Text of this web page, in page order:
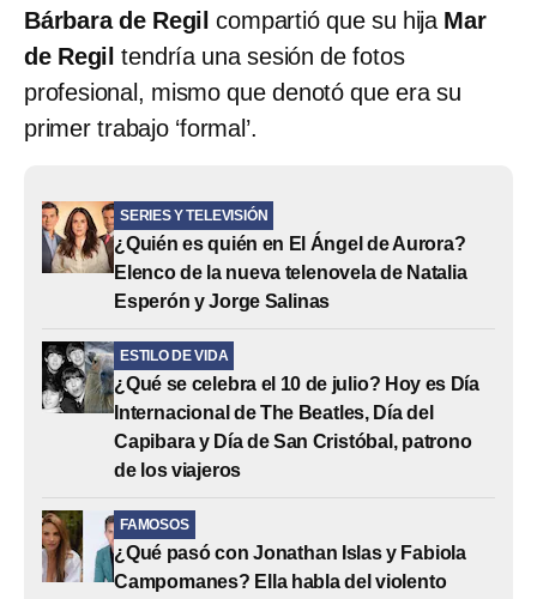
Bárbara de Regilcompartió que su hija Mar
de Regiltendría una sesión de fotos
profesional, mismo que denotó que era su
primer trabajo ‘formal’.
SERIES Y TELEVISIÓN
¿Quién es quién en El Ángel de Aurora?
Elenco de la nueva telenovela de Natalia
Esperón y Jorge Salinas
ESTILO DE VIDA
¿Qué se celebra el 10 de julio? Hoy es Día
Internacional de The Beatles, Día del
Capibara y Día de San Cristóbal, patrono
de los viajeros
FAMOSOS
¿Qué pasó con Jonathan Islas y Fabiola
Campomanes? Ella habla del violento